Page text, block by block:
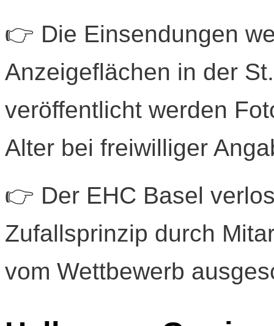
👉 Die Einsendungen
Anzeigeflächen in der
veröffentlicht werden
Alter bei freiwilliger
👉 Der EHC Basel
Zufallsprinzip durch
vom Wettbewerb